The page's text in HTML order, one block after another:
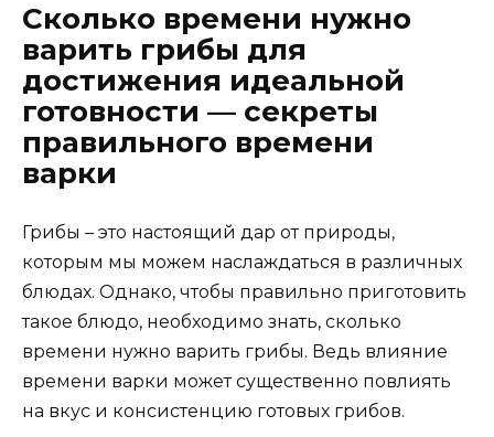
Сколько времени нужно
варить грибы для
достижения идеальной
готовности — секреты
правильного времени
варки
Грибы – это настоящий дар от природы,
которым мы можем наслаждаться в различных
блюдах. Однако, чтобы правильно приготовить
такое блюдо, необходимо знать, сколько
времени нужно варить грибы. Ведь влияние
времени варки может существенно повлиять
на вкус и консистенцию готовых грибов.